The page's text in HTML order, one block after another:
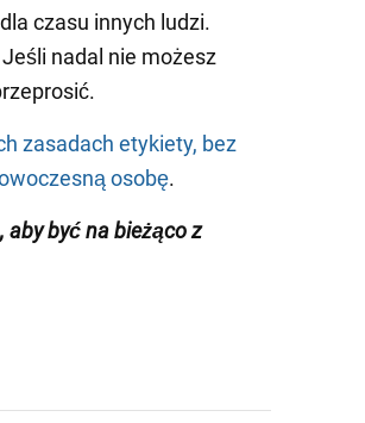
czasu innych ludzi.
nadal nie możesz
zasadach etykiety, bez
osobę.
, aby być na bieżąco z